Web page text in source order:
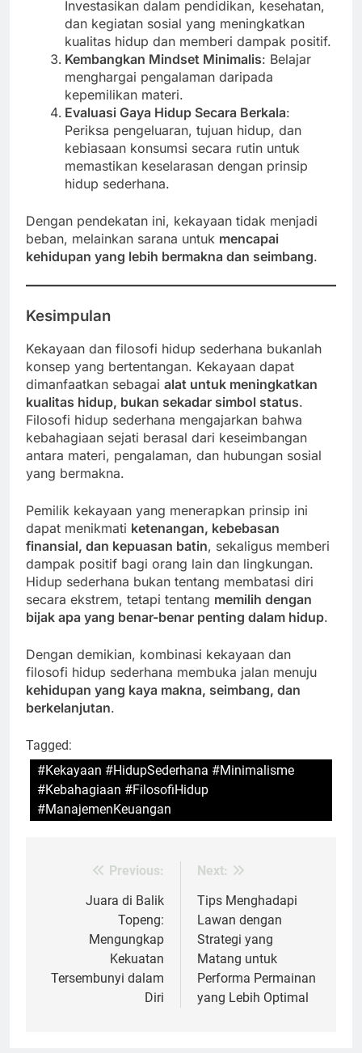
Investasikan dalam pendidikan, kesehatan,
dan kegiatan sosial yang meningkatkan
kualitas hidup dan memberi dampak positif.
Kembangkan Mindset Minimalis: Belajar
menghargai pengalaman daripada
kepemilikan materi.
Evaluasi Gaya Hidup Secara Berkala:
Periksa pengeluaran, tujuan hidup, dan
kebiasaan konsumsi secara rutin untuk
memastikan keselarasan dengan prinsip
hidup sederhana.
Dengan pendekatan ini, kekayaan tidak menjadi
beban, melainkan sarana untuk mencapai
kehidupan yang lebih bermakna dan seimbang.
Kesimpulan
Kekayaan dan filosofi hidup sederhana bukanlah
konsep yang bertentangan. Kekayaan dapat
dimanfaatkan sebagai alat untuk meningkatkan
kualitas hidup, bukan sekadar simbol status.
Filosofi hidup sederhana mengajarkan bahwa
kebahagiaan sejati berasal dari keseimbangan
antara materi, pengalaman, dan hubungan sosial
yang bermakna.
Pemilik kekayaan yang menerapkan prinsip ini
dapat menikmati ketenangan, kebebasan
finansial, dan kepuasan batin, sekaligus memberi
dampak positif bagi orang lain dan lingkungan.
Hidup sederhana bukan tentang membatasi diri
secara ekstrem, tetapi tentang memilih dengan
bijak apa yang benar-benar penting dalam hidup.
Dengan demikian, kombinasi kekayaan dan
filosofi hidup sederhana membuka jalan menuju
kehidupan yang kaya makna, seimbang, dan
berkelanjutan.
Tagged:
#Kekayaan #HidupSederhana #Minimalisme
#Kebahagiaan #FilosofiHidup
#ManajemenKeuangan
navigation
Previous:
Juara di Balik
Topeng:
Mengungkap
Kekuatan
Tersembunyi dalam
Diri
Next:
Tips Menghadapi
Lawan dengan
Strategi yang
Matang untuk
Performa Permainan
yang Lebih Optimal